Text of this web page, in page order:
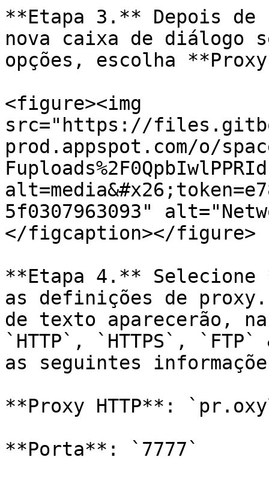
**Etapa 3.** Depois de
nova caixa de diálogo
opções, escolha
<figure><img
src="https://
prod.appspot.com/o/
5f0307963093"
</figcaption></figure>
**Etapa 4.** Selecione
as definições de
de texto aparecerão,
`HTTP`, `HTTPS`, `FTP`
as seguintes
**Proxy HTTP**:
**Porta**: `7777`